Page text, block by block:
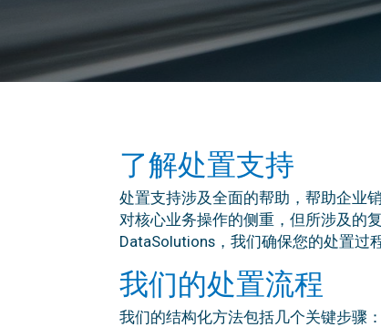
了解处置支持
处置支持涉及全面的帮助，帮助企业
对核心业务操作的侧重，但所涉及的
DataSolutions，我们确保您的处置过
我们的处置流程
我们的结构化方法包括几个关键步骤